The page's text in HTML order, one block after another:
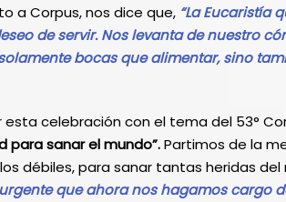
a Corpus, nos dice que, “La Eucaristía
de servir. Nos levanta de nuestro
bocas que alimentar, sino
esta celebración con el tema del 53°
para sanar el mundo”.Partimos de la
débiles, para sanar tantas heridas del
urgente que ahora nos hagamos cargo